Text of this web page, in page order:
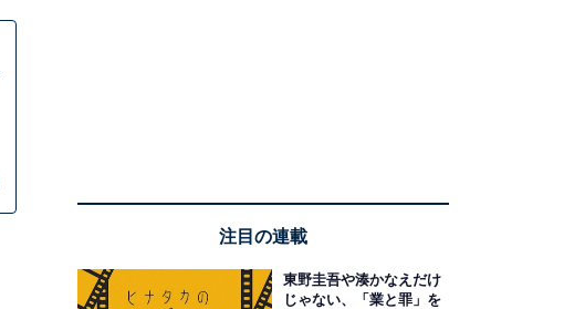
注目の連載
東野圭吾や湊かなえだけ
じゃない、「業と罪」を